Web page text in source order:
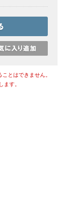
とはできません。
ます。